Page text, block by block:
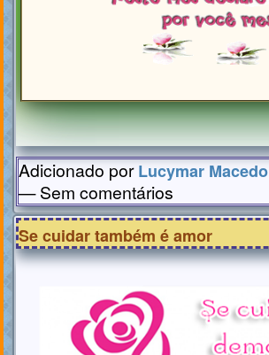
Adicionado porLucymar Macedo
— Sem comentários
Se cuidar também é amor